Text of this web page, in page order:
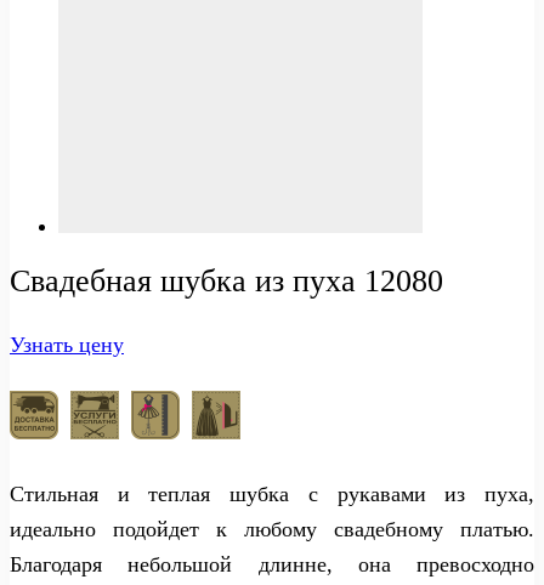
Свадебная шубка из пуха 12080
Узнать цену
Стильная и теплая шубка с рукавами из пуха,
идеально подойдет к любому свадебному платью.
Благодаря небольшой длинне, она превосходно